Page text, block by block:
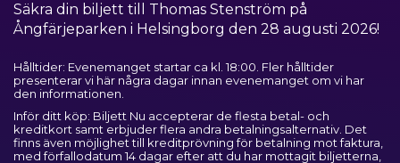
Säkra din biljett till Thomas Stenström på
Ångfärjeparken i Helsingborg den 28 augusti 2026!
Hålltider: Evenemanget startar ca kl. 18:00. Fler hålltider
presenterar vi här några dagar innan evenemanget om vi har
den informationen.
Inför ditt köp: Biljett Nu accepterar de flesta betal- och
kreditkort samt erbjuder flera andra betalningsalternativ. Det
finns även möjlighet till kreditprövning för betalning mot faktura,
med förfallodatum 14 dagar efter att du har mottagit biljetterna,